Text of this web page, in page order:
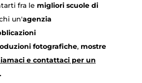
fra le migliori scuole di
un'agenzia
fotografiche, mostre
e contattaci per un